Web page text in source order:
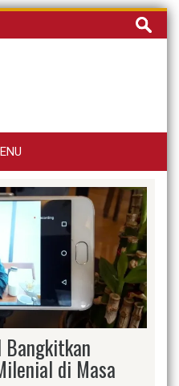
Cari
untuk:
Bangkitkan
di Masa